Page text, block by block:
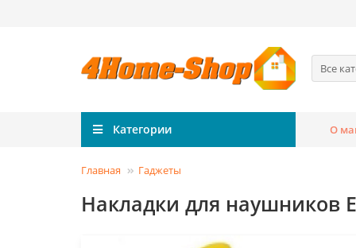
Все
Категории О
Главная Гаджеты
Накладки для наушников